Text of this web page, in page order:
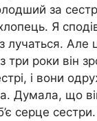
за
Я
лучаться. Але
три роки він
і вони
Думала, що
серце